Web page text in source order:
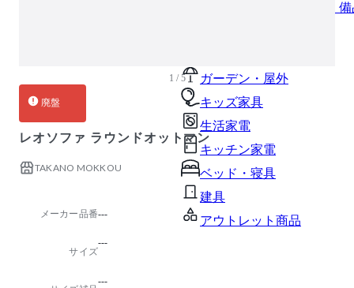
オフィスアクセサリー・
ガーデン・屋外
キッズ家具
生活家電
キッチン家電
ベッド・寝具
建具
アウトレット商品
1 / 5
廃盤
レオソファ ラウンドオットマン
TAKANO MOKKOU
メーカー品番---
サイズ
---
---